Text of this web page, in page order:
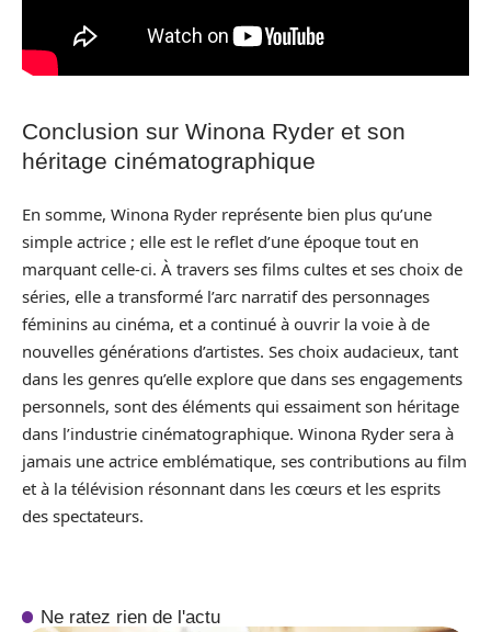
Conclusion sur Winona Ryder et son
héritage cinématographique
En somme, Winona Ryder représente bien plus qu’une
simple actrice ; elle est le reflet d’une époque tout en
marquant celle-ci. À travers ses films cultes et ses choix de
séries, elle a transformé l’arc narratif des personnages
féminins au cinéma, et a continué à ouvrir la voie à de
nouvelles générations d’artistes. Ses choix audacieux, tant
dans les genres qu’elle explore que dans ses engagements
personnels, sont des éléments qui essaiment son héritage
dans l’industrie cinématographique. Winona Ryder sera à
jamais une actrice emblématique, ses contributions au film
et à la télévision résonnant dans les cœurs et les esprits
des spectateurs.
Ne ratez rien de l'actu